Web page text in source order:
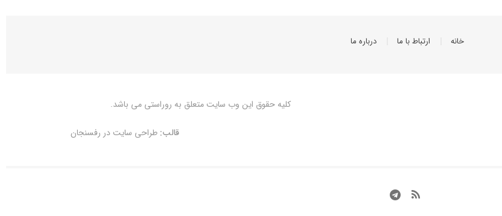
خانه ارتباط با ما درباره ما
کلیه حقوق این وب سایت متعلق به روراستی می باشد.
قالب: طراحی سایت در رفسنجان